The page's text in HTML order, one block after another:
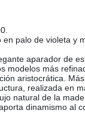
palo de violeta y
aparador de
modelos más
aristocrática.
realizada en
natural de la
dinamismo al